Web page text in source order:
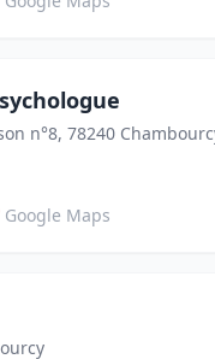
n°8, 78240
Google Maps